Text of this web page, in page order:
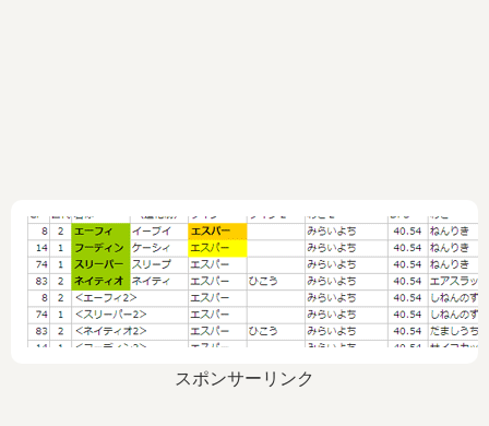
スポンサーリンク